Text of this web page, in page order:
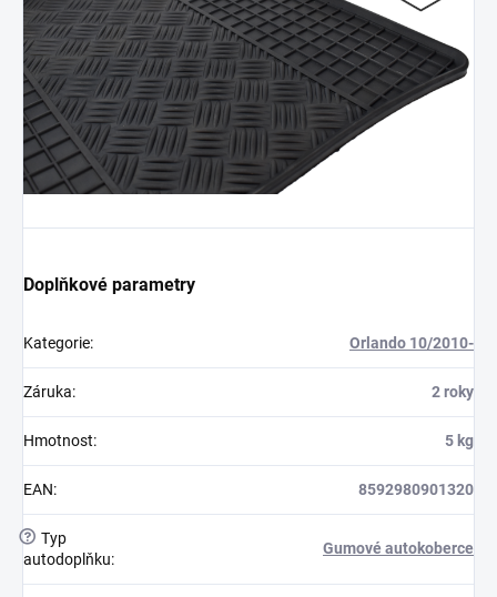
Doplňkové parametry
Kategorie: Orlando 10/2010-
Záruka: 2 roky
Hmotnost: 5 kg
EAN: 8592980901320
? Typ
autodoplňku:
Gumové autokoberce